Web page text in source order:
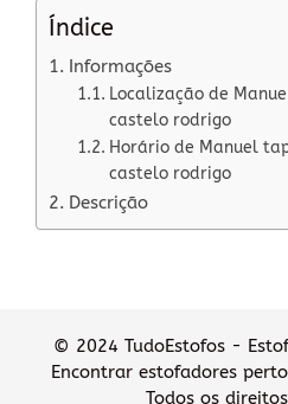
Índice
Informações
Localização de
castelo rodrigo
Horário de Manuel
castelo rodrigo
Descrição
© 2024 TudoEstofos -
Encontrar estofadores
Todos os